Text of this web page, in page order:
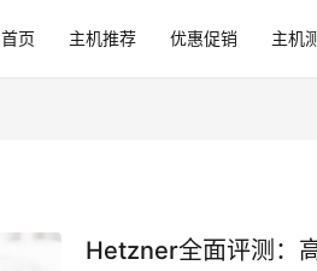
首页 主机推荐 优惠促销 主机
Hetzner全面评测：